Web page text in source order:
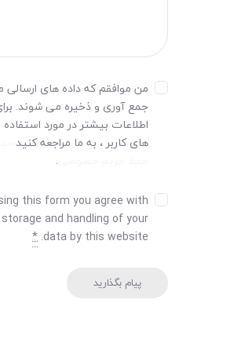
من موافقم که داده های ارسالی
جمع آوری و ذخیره می شوند.
اطلاعات بیشتر در مورد استفاده
های کاربر ، به ما مراجعه کنید
.
this form you agree with
and handling of your
data by this website.
*